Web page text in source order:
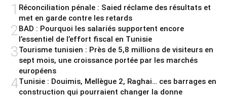
1 Réconciliation pénale : Saied réclame des résultats et
met en garde contre les retards
2BAD : Pourquoi les salariés supportent encore
l’essentiel de l’effort fiscal en Tunisie
3Tourisme tunisien : Près de 5,8 millions de visiteurs en
sept mois, une croissance portée par les marchés
européens
4Tunisie : Douimis, Mellègue 2, Raghai… ces barrages en
construction qui pourraient changer la donne